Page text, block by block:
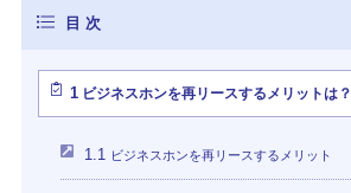
1ビジネスホンを再リースするメリットは？
1.1 ビジネスホンを再リースするメリット